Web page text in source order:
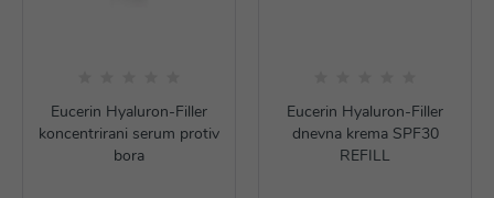
Eucerin Hyaluron-Filler
koncentrirani serum protiv
bora
Eucerin Hyaluron-Filler
dnevna krema SPF30
REFILL